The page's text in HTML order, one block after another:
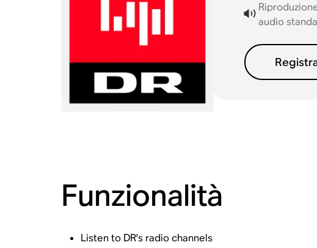
audio
Funzionalità
Listen to DR's radio channels